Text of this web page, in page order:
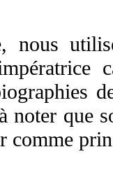
nous
noter que
comme